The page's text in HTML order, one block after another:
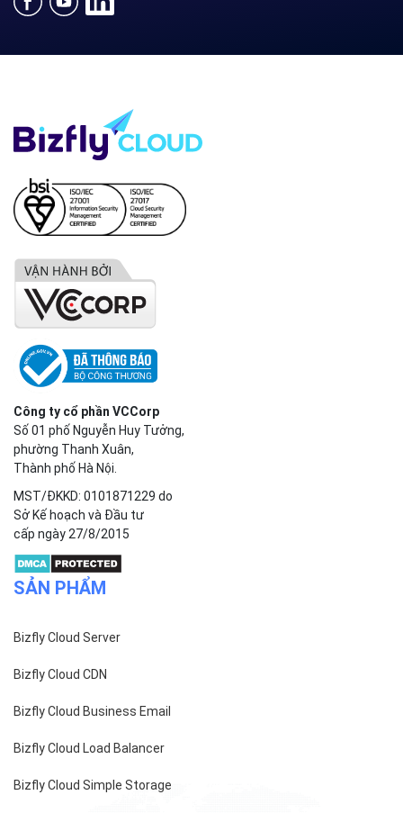
Công ty cổ phần VCCorp
Số 01 phố Nguyễn Huy Tưởng,
phường Thanh Xuân,
Thành phố Hà Nội.
MST/ĐKKD: 0101871229 do
Sở Kế hoạch và Đầu tư
cấp ngày 27/8/2015
SẢN PHẨM
Bizfly Cloud Server
Bizfly Cloud CDN
Bizfly Cloud Business Email
Bizfly Cloud Load Balancer
Bizfly Cloud Simple Storage